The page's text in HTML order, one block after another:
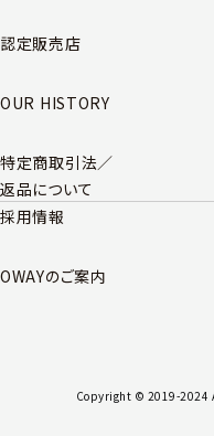
認定販売店
OUR HISTORY
特定商取引法／
返品について
採用情報
OWAYのご案内
Copyright © 2019-2024